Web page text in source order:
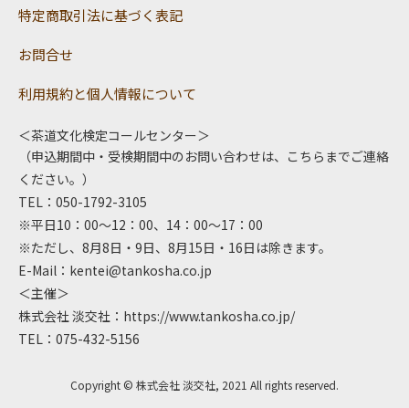
特定商取引法に基づく表記
お問合せ
利用規約と個人情報について
＜茶道文化検定コールセンター＞
（申込期間中・受検期間中のお問い合わせは、こちらまでご連絡
ください。）
TEL：050-1792-3105
※平日10：00～12：00、14：00～17：00
※ただし、8月8日・9日、8月15日・16日は除きます。
E-Mail： kentei@tankosha.co.jp
＜主催＞
株式会社 淡交社： https://www.tankosha.co.jp/
TEL：075-432-5156
Copyright © 株式会社 淡交社, 2021 All rights reserved.